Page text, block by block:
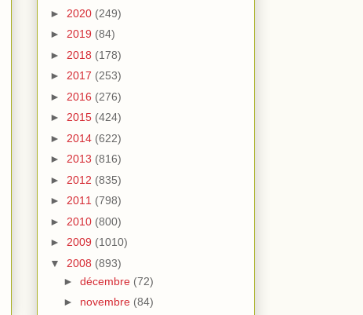
► 2020 (249)
► 2019 (84)
► 2018 (178)
► 2017 (253)
► 2016 (276)
► 2015 (424)
► 2014 (622)
► 2013 (816)
► 2012 (835)
► 2011 (798)
► 2010 (800)
► 2009 (1010)
▼ 2008 (893)
► décembre (72)
► novembre (84)